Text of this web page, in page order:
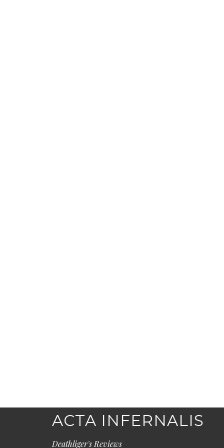
ACTA INFERNALIS
Deathliger's Reviews